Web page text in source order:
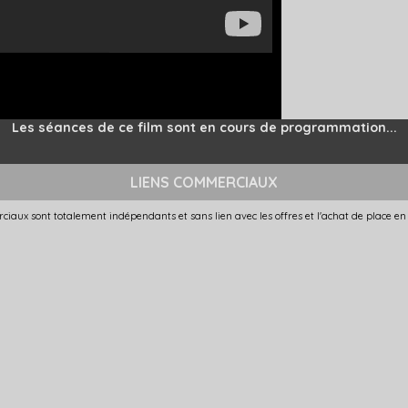
Les séances de ce film sont en cours de programmation...
LIENS COMMERCIAUX
sont totalement indépendants et sans lien avec les offres et l'achat de place